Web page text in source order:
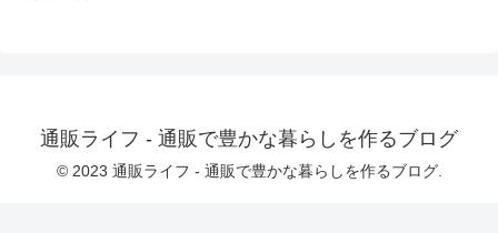
分のトリガーでごく浅い収縮の感覚をそ
こからは徐々に快感が上がっていくよう
な音の配置にしています。同時に乳首を
刺激したりエネマグラや綿棒で前立腺を
通販ライフ - 通販で豊かな暮らしを作るブログ
© 2023 通販ライフ - 通販で豊かな暮らしを作るブログ.